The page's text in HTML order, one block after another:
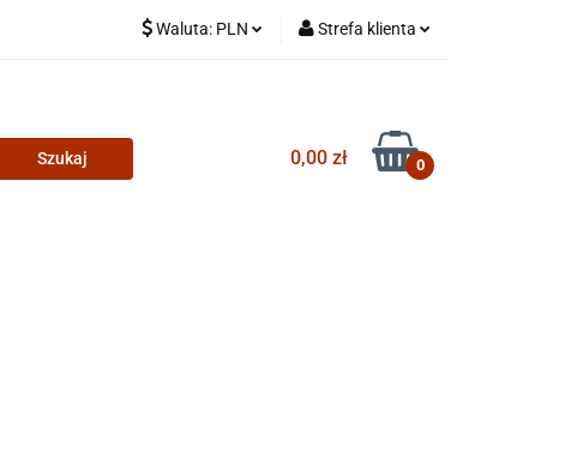
Waluta: PLN Strefa klienta
Zarejestruj się
Dodaj zgłoszenie
0,00 zł 0